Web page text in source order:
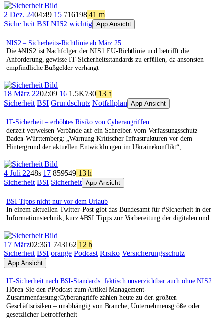
2 Dez. 2404:49 15 716198 41 m
Sicherheit BSI NIS2 wichtig App Ansicht
NIS2 – Sicherheits-Richtlinie ab März 25
Die #NIS2 ist Nachfolger der NIS1 EU-Richtlinie und betrifft die
Anforderung, gewisse IT-Sicherheitsstandards zu erfüllen, da ansonsten
empfindliche Bußgelder verhängt
18 März 2202:09 16 1.5K730 13 h
Sicherheit BSI Grundschutz Notfallplan App Ansicht
IT-Sicherheit – erhöhtes Risiko von Cyberangriffen
derzeit verweisen Verbände auf ein Schreiben vom Verfassungsschutz
Baden-Württemberg: „Warnung Kritischer Infrastrukturen vor dem
Hintergrund der aktuellen Entwicklungen im Ukrainekonflikt“,
4 Juli 2248s 17 859549 13 h
Sicherheit BSI Sicherheit App Ansicht
BSI Tipps nicht nur vor dem Urlaub
In einem aktuellen Twitter-Post gibt das Bundesamt für #Sicherheit in der
Informationstechnik, kurz #BSI Tipps zur Vorbereitung der digitalen und
17 März02:361 743162 12 h
Sicherheit BSI orange Podcast Risiko Versicherungsschutz
App Ansicht
IT‑Sicherheit nach BSI‑Standards: faktisch unverzichtbar auch ohne NIS2
Hören Sie den #Podcast zum Artikel Management-
Zusammenfassung:Cyberangriffe zählen heute zu den größten
Geschäftsrisiken – unabhängig von Branche, Unternehmensgröße oder
gesetzlicher Betroffenheit